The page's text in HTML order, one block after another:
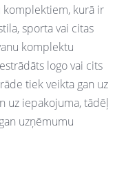
komplektiem, kurā ir
sporta vai citas
komplektu
logo vai cits
tiek veikta gan uz
uz iepakojuma, tādēļ
uzņēmumu